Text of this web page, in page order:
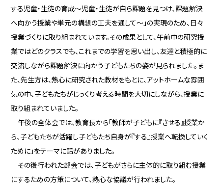
する児童・生徒の育成～児童・生徒が自ら課題を見つけ、課題解決
へ向かう授業や単元の構想の工夫を通して～」の実現のため、日々
授業づくりに取り組まれています。その成果として、午前中の研究授
業ではどのクラスでも、これまでの学習を思い出し、友達と積極的に
交流しながら課題解決に向かう子どもたちの姿が見られました。ま
た、先生方は、熱心に研究された教材をもとに、アットホームな雰囲
気の中、子どもたちがじっくり考える時間を大切にしながら、授業に
取り組まれていました。
午後の全体会では、教育長から「教師が子どもに『させる』授業か
ら、子どもたちが活躍し子どもたち自身が『する』授業へ転換していく
ために」をテーマに話がありました。
その後行われた部会では、子どもがさらに主体的に取り組む授業
にするための方策について、熱心な協議が行われました。